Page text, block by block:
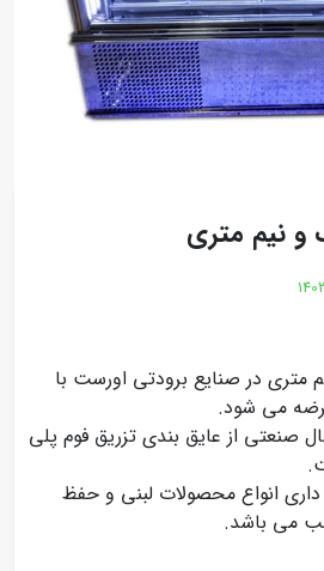
و نیم متری
متری در صنایع برودتی اورست با
می شود.
صنعتی از عایق بندی تزریق فوم پلی
داری انواع محصولات لبنی و حفظ
می باشد.